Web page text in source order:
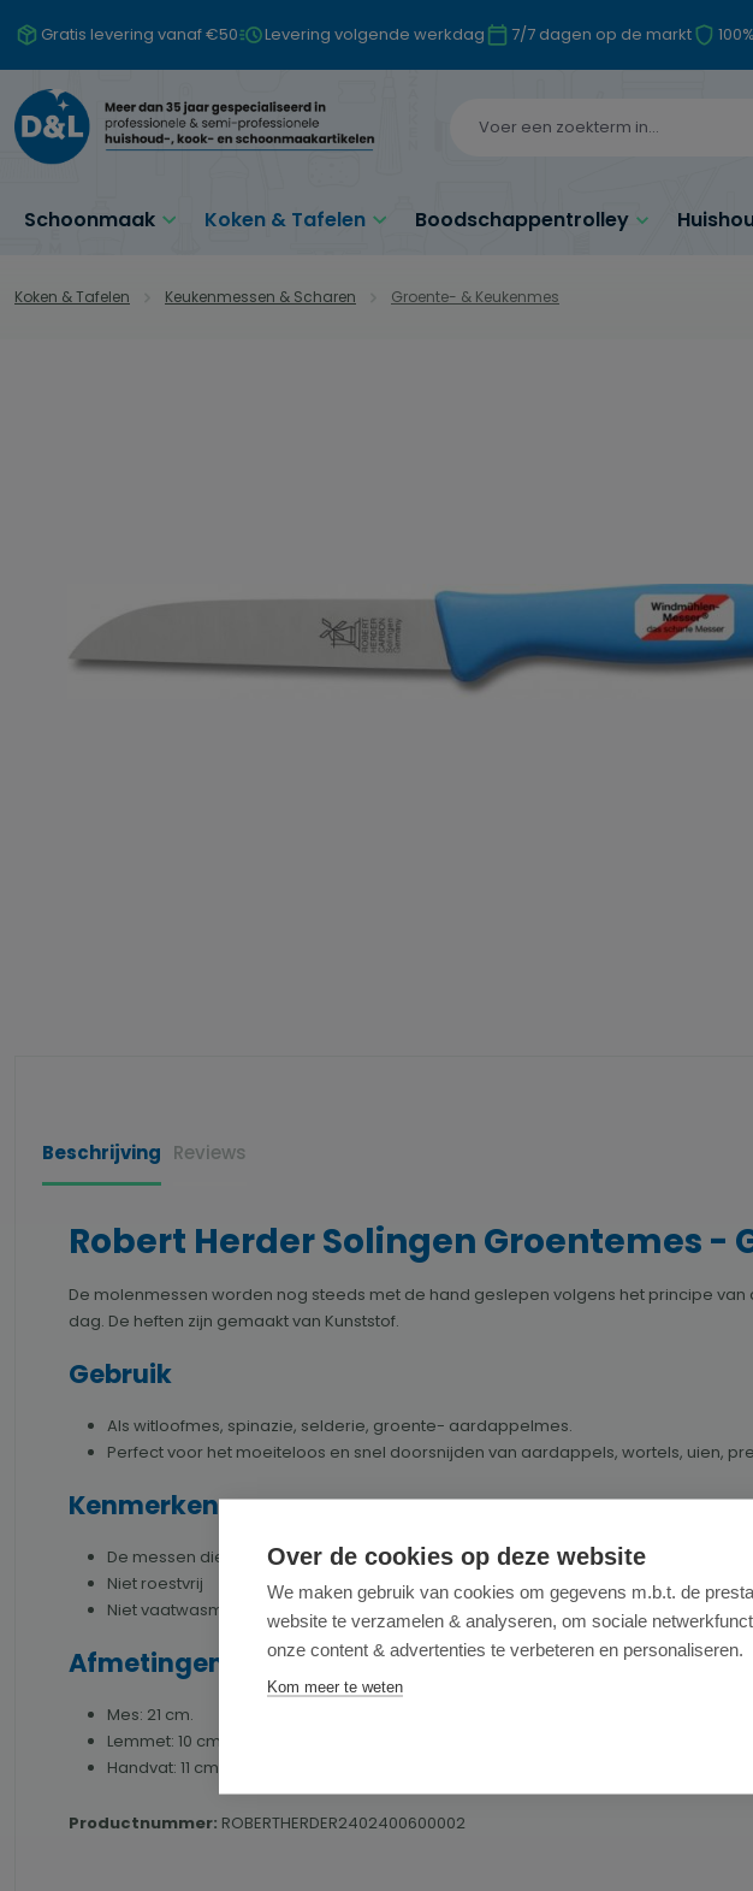
de hoofdinhoud
Ga naar de zoekopdracht
Ga naar de hoofdnavigatie
Gratis levering vanaf €50 Levering volgende werkdag 7/7 dagen op de markt
Schoonmaak Koken & Tafelen Boodschappentrolley
Koken & Tafelen Keukenmessen & Scharen Groente- & Keukenmes
Beschrijving Reviews
Robert Herder Solingen Groentemes
De molenmessen worden nog steeds met de hand geslepen volgens het principe
dag. De heften zijn gemaakt van Kunststof.
Gebruik
Als witloofmes, spinazie, selderie, groente- aardappelmes.
Perfect voor het moeiteloos en snel doorsnijden van aardappels, wortels, uien,
Kenmerken
De messen dienen direct na gebruik met de hand gereinigd en afgedroogd te
Niet roestvrij
Niet vaatwasmachinebestendig
Afmetingen
Mes: 21 cm.
Lemmet: 10 cm.
Handvat: 11 cm.
Productnummer: ROBERTHERDER2402400600002
Over de cookies op deze website
We maken gebruik van cookies om gegevens m.b.t. de
website te verzamelen & analyseren, om sociale
onze content & advertenties te verbeteren en personaliseren.
Kom meer te weten